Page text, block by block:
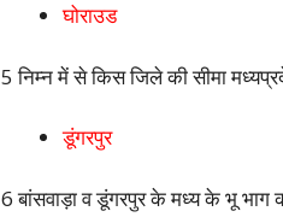
घोराउड
5 निम्न में से किस जिले की सीमा
डूंगरपुर
6 बांसवाड़ा व डूंगरपुर के मध्य के भू भाग